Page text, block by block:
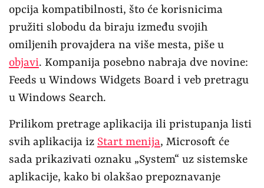
opcija kompatibilnosti, što će korisnicima
pružiti slobodu da biraju između svojih
omiljenih provajdera na više mesta, piše u
objavi. Kompanija posebno nabraja dve novine:
Feeds u Windows Widgets Board i veb pretragu
u Windows Search.
Prilikom pretrage aplikacija ili pristupanja listi
svih aplikacija iz Start menija, Microsoft će
sada prikazivati oznaku „System“ uz sistemske
aplikacije, kako bi olakšao prepoznavanje